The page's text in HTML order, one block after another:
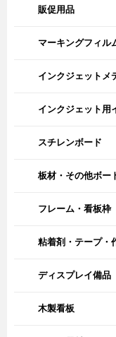
販促用品
マーキングフィル
インクジェットメ
インクジェット用
スチレンボード
板材・その他ボー
フレーム・看板枠
粘着剤・テープ・
ディスプレイ備品
木製看板